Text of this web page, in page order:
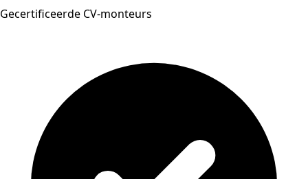
Gecertificeerde CV-monteurs